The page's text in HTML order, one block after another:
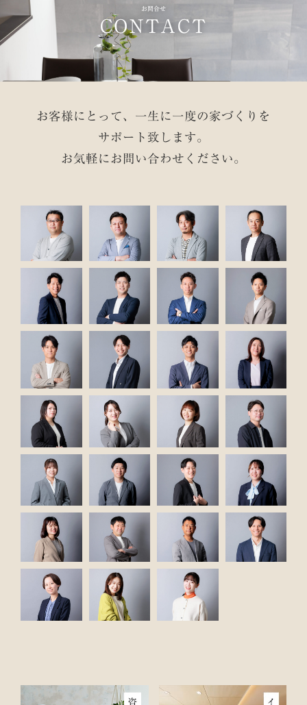
お問合せ
CONTACT
お客様にとって、一生に一度の家づくりを
サポート致します。
お気軽にお問い合わせください。